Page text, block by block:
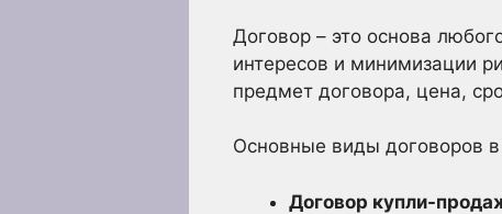
Договор – это основа
интересов и минимизации
предмет договора, цена,
Основные виды договоров в
Договор купли-